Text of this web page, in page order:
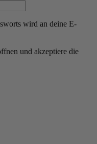
wird an deine E-
und akzeptiere die